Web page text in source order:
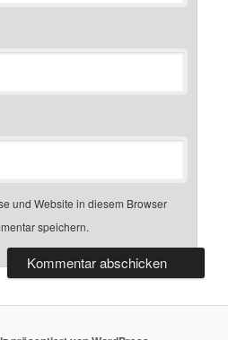
und Website in diesem Browser
speichern.